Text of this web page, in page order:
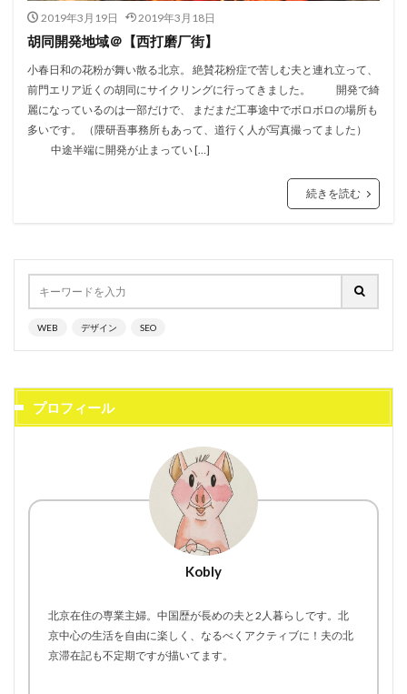
2019年3月19日 2019年3月18日
胡同開発地域＠【西打磨厂街】
小春日和の花粉が舞い散る北京。 絶賛花粉症で苦しむ夫と連れ立って、
前門エリア近くの胡同にサイクリングに行ってきました。 開発で綺
麗になっているのは一部だけで、 まだまだ工事途中でボロボロの場所も
多いです。 （隈研吾事務所もあって、道行く人が写真撮ってました）
中途半端に開発が止まってい […]
続きを読む
WEB デザイン SEO
プロフィール
Kobly
北京在住の専業主婦。中国歴が長めの夫と2人暮らしです。北
京中心の生活を自由に楽しく、なるべくアクティブに！夫の北
京滞在記も不定期ですが描いてます。